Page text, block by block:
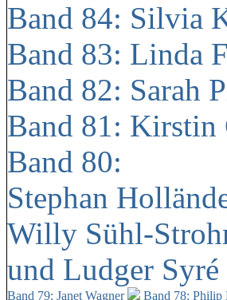
Band 84: Silvia
Band 83: Linda
Band 82: Sarah
Band 81: Kirstin
Band 80:
Stephan
Willy Sühl-
und Ludger Syré
Band 79: Janet Wagner Band 78: Philip